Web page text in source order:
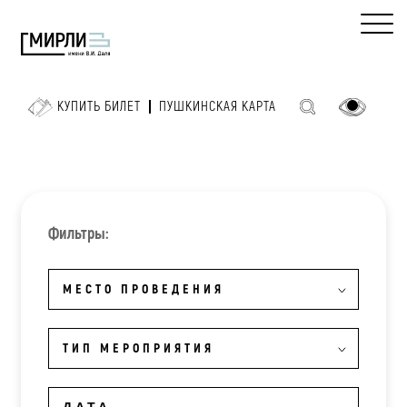
КУПИТЬ БИЛЕТ ПУШКИНСКАЯ КАРТА
Фильтры:
МЕСТО ПРОВЕДЕНИЯ
ТИП МЕРОПРИЯТИЯ